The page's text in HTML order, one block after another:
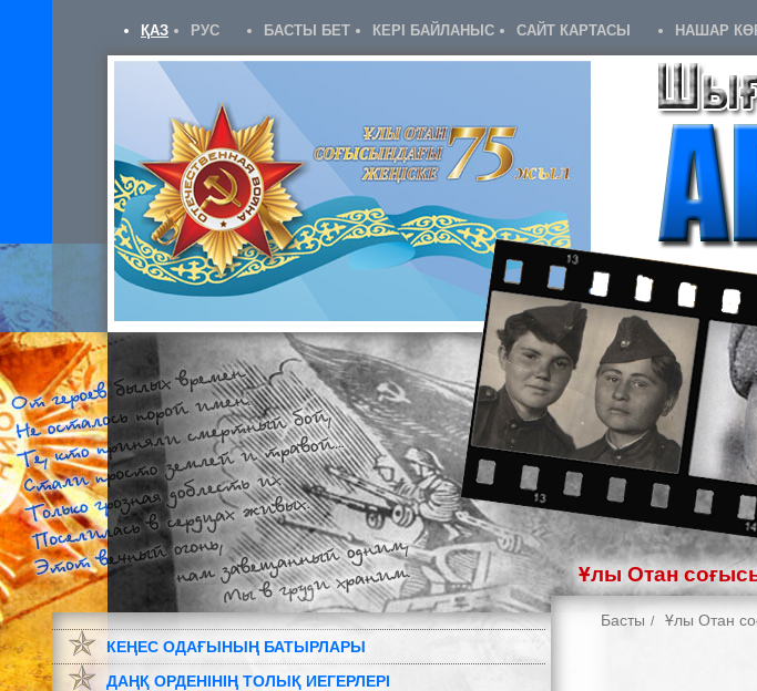
ҚАЗ РУС БАСТЫ БЕТ КЕРІ БАЙЛАНЫС САЙТ КАРТАСЫ НАШАР
Ұлы Отан
КЕҢЕС ОДАҒЫНЫҢ БАТЫРЛАРЫ
ДАҢҚ ОРДЕНІНІҢ ТОЛЫҚ ИЕГЕРЛЕРІ
Басты Ұлы Отан